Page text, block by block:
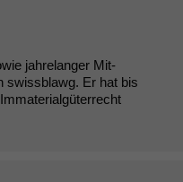
jahrelanger Mit-
swissblawg. Er hat bis